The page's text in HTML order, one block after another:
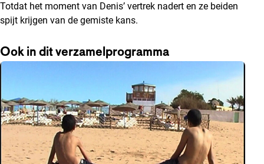
Totdat het moment van Denis’ vertrek nadert en ze beiden
spijt krijgen van de gemiste kans.
Ook in dit verzamelprogramma